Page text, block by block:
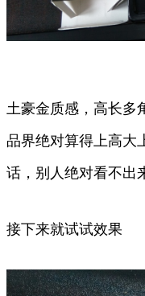
土豪金质感，高长多
品界绝对算得上高大
话，别人绝对看不出
接下来就试试效果